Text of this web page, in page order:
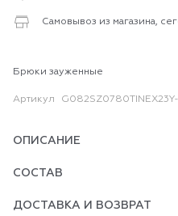
Самовывоз из магазина,
Брюки зауженные
Артикул G082SZ0780TINEX23Y-
ОПИСАНИЕ
СОСТАВ
ДОСТАВКА И ВОЗВРАТ